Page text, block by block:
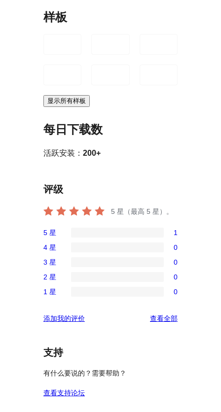
样板
显示所有样板
每日下载数
活跃安装： 200+
评级
5 星（最高 5 星）。
条
5
星
评
5 星 1
条
4
星
价
4 星 0
条
3
评
3 星 0
条
星
价
2 星 0
1
评
1 星 0
添加我的评价 查看全部评
支持
有什么要说的？需要帮助？
查看支持论坛